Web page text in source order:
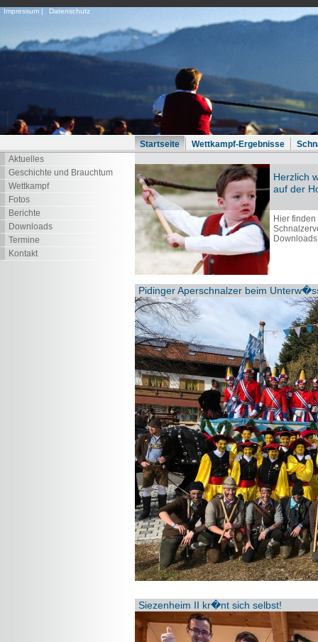
Impressum | Datenschutz
Startseite Wettkampf-Ergebnisse
Aktuelles
Geschichte und Brauchtum
Wettkampf
Fotos
Berichte
Downloads
Termine
Kontakt
Herzlich
auf der
Hier
Pidinger Aperschnalzer beim
Siezenheim II kr�nt sich selbst!